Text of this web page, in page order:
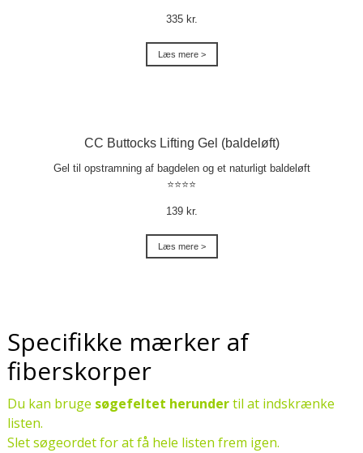
335 kr.
Læs mere >
CC Buttocks Lifting Gel (baldeløft)
Gel til opstramning af bagdelen og et naturligt baldeløft
⭐⭐⭐⭐
139 kr.
Læs mere >
Specifikke mærker af
fiberskorper
Du kan bruge søgefeltet herundertil at indskrænke
listen.
Slet søgeordet for at få hele listen frem igen.